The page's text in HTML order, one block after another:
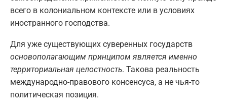
всего в колониальном контексте или в условиях
иностранного господства.
Для уже существующих суверенных государств
основополагающим принципом является именно
территориальная целостность. Такова реальность
международно-правового консенсуса, а не чья-то
политическая позиция.